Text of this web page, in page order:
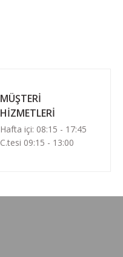
MÜŞTERİ
HİZMETLERİ
Hafta içi: 08:15 - 17:45
C.tesi 09:15 - 13:00